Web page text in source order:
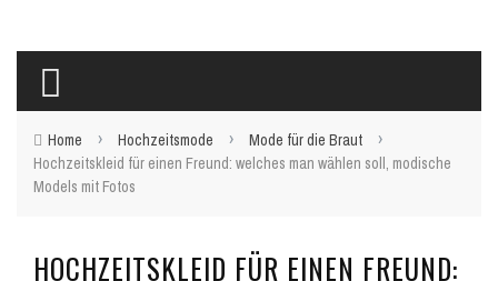
Home › Hochzeitsmode › Mode für die Braut ›
Hochzeitskleid für einen Freund: welches man wählen soll, modische
Models mit Fotos
HOCHZEITSKLEID FÜR EINEN FREUND: